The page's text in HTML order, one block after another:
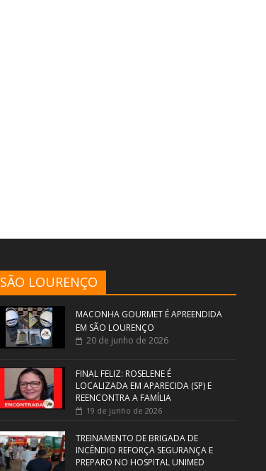
SÃO LOURENÇO
MACONHA GOURMET É APREENDIDA
EM SÃO LOURENÇO
20 de junho de 2026
FINAL FELIZ: ROSELENE É
LOCALIZADA EM APARECIDA (SP) E
REENCONTRA A FAMÍLIA
19 de junho de 2026
TREINAMENTO DE BRIGADA DE
INCÊNDIO REFORÇA SEGURANÇA E
PREPARO NO HOSPITAL UNIMED